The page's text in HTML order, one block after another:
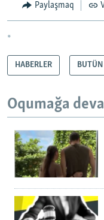
Paylaşmaq
*
HABERLER
Oqumağa